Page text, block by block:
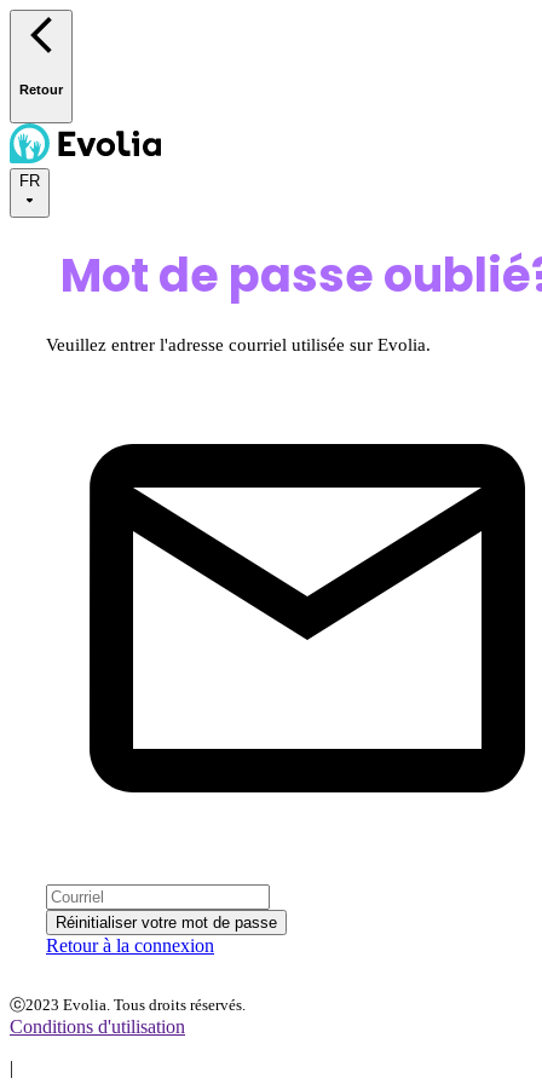
Retour
FR
Mot de passe
Veuillez entrer l'adresse courriel utilisée sur Evolia.
Réinitialiser votre mot de passe
Retour à la connexion
ⓒ2023 Evolia. Tous droits réservés.
Conditions d'utilisation
|